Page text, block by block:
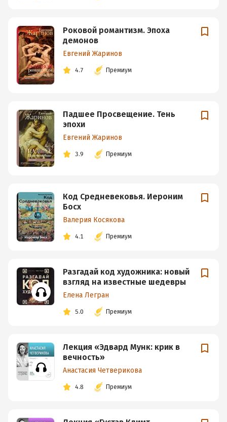
Роковой романтизм. Эпоха
демонов
Евгений Жаринов
4.7 Премиум
Падшее Просвещение. Тень
эпохи
Евгений Жаринов
3.9 Премиум
Код Средневековья. Иероним
Босх
Валерия Косякова
4.1 Премиум
Разгадай код художника: новый
взгляд на известные шедевры
Елена Легран
5.0 Премиум
Лекция «Эдвард Мунк: крик в
вечность»
Анастасия Четверикова
4.8 Премиум